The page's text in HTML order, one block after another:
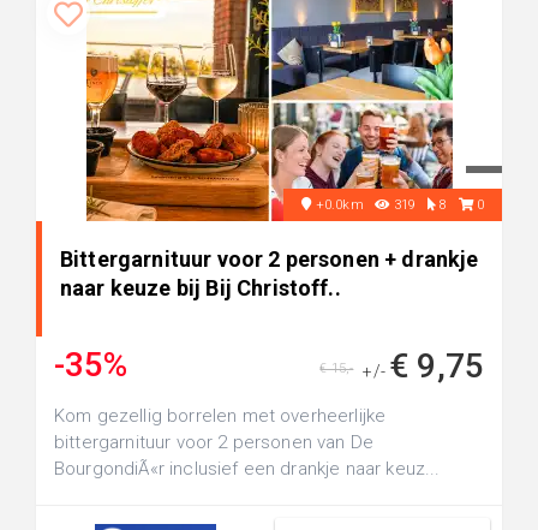
+0.0km 319 8 0
Bittergarnituur voor 2 personen + drankje
naar keuze bij Bij Christoff..
-35% +/- € 9,75
€ 15,-
Kom gezellig borrelen met overheerlijke
bittergarnituur voor 2 personen van De
BourgondiÃ«r inclusief een drankje naar keuz...